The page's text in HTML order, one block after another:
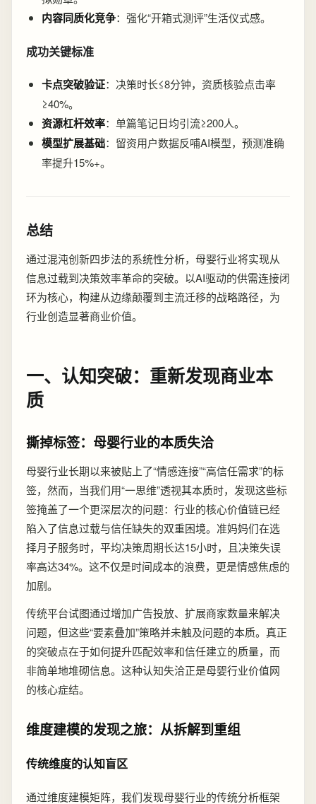
内容同质化竞争：强化“开箱式测评”生活仪式感。
成功关键标准
卡点突破验证：决策时长≤8分钟，资质核验点击率
≥40%。
资源杠杆效率：单篇笔记日均引流≥200人。
模型扩展基础：留资用户数据反哺AI模型，预测准确
率提升15%+。
总结
通过混沌创新四步法的系统性分析，母婴行业将实现从
信息过载到决策效率革命的突破。以AI驱动的供需连接闭
环为核心，构建从边缘颠覆到主流迁移的战略路径，为
行业创造显著商业价值。
一、认知突破：重新发现商业本
质
撕掉标签：母婴行业的本质失洽
母婴行业长期以来被贴上了“情感连接”“高信任需求”的标
签，然而，当我们用“一思维”透视其本质时，发现这些标
签掩盖了一个更深层次的问题：行业的核心价值链已经
陷入了信息过载与信任缺失的双重困境。准妈妈们在选
择月子服务时，平均决策周期长达15小时，且决策失误
率高达34%。这不仅是时间成本的浪费，更是情感焦虑的
加剧。
传统平台试图通过增加广告投放、扩展商家数量来解决
问题，但这些“要素叠加”策略并未触及问题的本质。真正
的突破点在于如何提升匹配效率和信任建立的质量，而
非简单地堆砌信息。这种认知失洽正是母婴行业价值网
的核心症结。
维度建模的发现之旅：从拆解到重组
传统维度的认知盲区
通过维度建模矩阵，我们发现母婴行业的传统分析框架